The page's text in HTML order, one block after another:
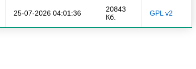
25-07-2026 04:01:36
20843
Кб.
GPL v2